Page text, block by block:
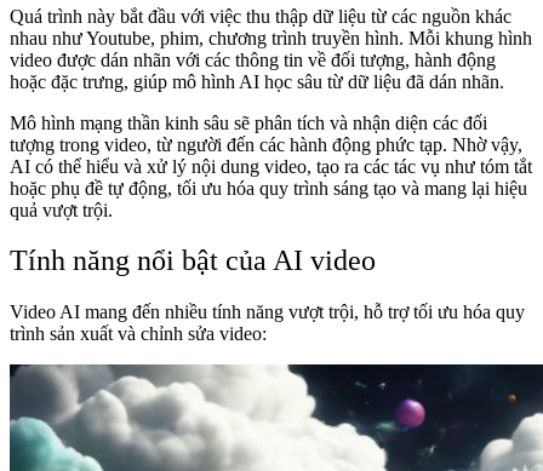
Quá trình này bắt đầu với việc thu thập dữ liệu từ các nguồn khác
nhau như Youtube, phim, chương trình truyền hình. Mỗi khung hình
video được dán nhãn với các thông tin về đối tượng, hành động
hoặc đặc trưng, giúp mô hình AI học sâu từ dữ liệu đã dán nhãn.
Mô hình mạng thần kinh sâu sẽ phân tích và nhận diện các đối
tượng trong video, từ người đến các hành động phức tạp. Nhờ vậy,
AI có thể hiểu và xử lý nội dung video, tạo ra các tác vụ như tóm tắt
hoặc phụ đề tự động, tối ưu hóa quy trình sáng tạo và mang lại hiệu
quả vượt trội.
Tính năng nổi bật của AI video
Video AI mang đến nhiều tính năng vượt trội, hỗ trợ tối ưu hóa quy
trình sản xuất và chỉnh sửa video: